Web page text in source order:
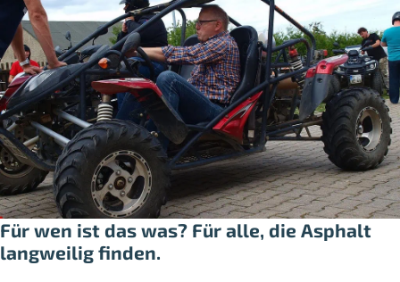
Für wen ist das was? Für alle, die Asphalt
langweilig finden.